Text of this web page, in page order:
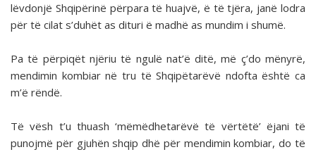
lëvdonjë Shqipërinë përpara të huajvë, ë të tjëra, janë lodra
për të cilat s’duhët as dituri ë madhë as mundim i shumë.
Pa të përpiqët njëriu të ngulë nat’ë ditë, më ç’do mënyrë,
mendimin kombiar në tru të Shqipëtarëvë ndofta është ca
m’ë rëndë.
Të vësh t’u thuash ‘mëmëdhetarëvë të vërtëtë’ ëjani të
punojmë për gjuhën shqip dhë për mendimin kombiar, do të